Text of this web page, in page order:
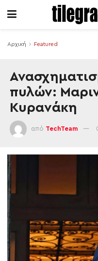
Αρχική Featured
πυλών:
Κυρανάκη
από TechTeam